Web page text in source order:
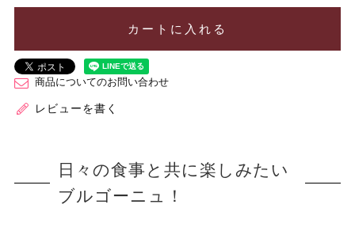
カートに入れる
商品についてのお問い合わせ
レビューを書く
日々の食事と共に楽しみたい
ブルゴーニュ！